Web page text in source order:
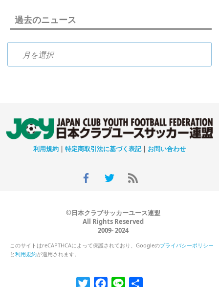
過去のニュース
利用規約 | 特定商取引法に基づく表記| お問い合わせ
©日本クラブサッカーユース連盟
All Rights Reserved
2009- 2024
このサイトはreCAPTHCAによって保護されており、Googleのプライバシーポリシー
と利用規約が適用されます。
TwitterFacebook
Line